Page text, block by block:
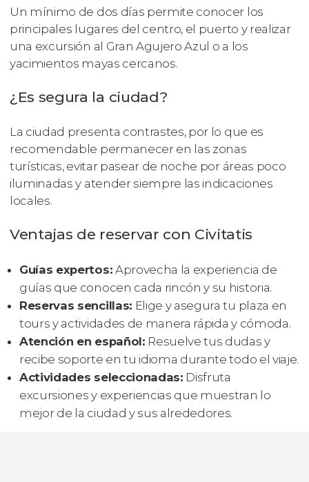
Un mínimo de dos días permite conocer los
principales lugares del centro, el puerto y realizar
una excursión al Gran Agujero Azul o a los
yacimientos mayas cercanos.
¿Es segura la ciudad?
La ciudad presenta contrastes, por lo que es
recomendable permanecer en las zonas
turísticas, evitar pasear de noche por áreas poco
iluminadas y atender siempre las indicaciones
locales.
Ventajas de reservar con Civitatis
Guías expertos: Aprovecha la experiencia de
guías que conocen cada rincón y su historia.
Reservas sencillas: Elige y asegura tu plaza en
tours y actividades de manera rápida y cómoda.
Atención en español: Resuelve tus dudas y
recibe soporte en tu idioma durante todo el viaje.
Actividades seleccionadas: Disfruta
excursiones y experiencias que muestran lo
mejor de la ciudad y sus alrededores.